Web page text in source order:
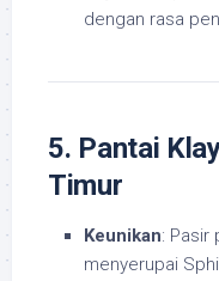
dengan rasa
5. Pantai
Timur
Keunikan: Pasir
menyerupai